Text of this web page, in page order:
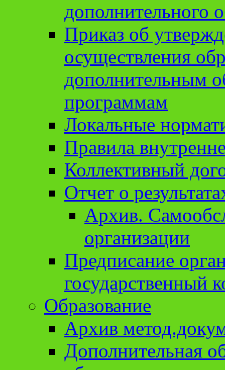
дополнительного
Приказ об
осуществления
дополнительным
программам
Локальные
Правила
Коллективный
Отчет о
Архив.
организации
Предписание
государственный
Образование
Архив
Дополнительная